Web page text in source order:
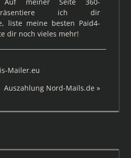
ich dir
liste meine besten Paid4-
dir noch vieles mehr!
Mailer.eu
Nächster
Auszahlung Nord-Mails.de